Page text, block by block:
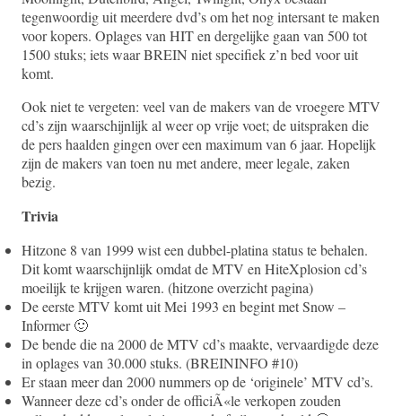
tegenwoordig uit meerdere dvd’s om het nog intersant te maken
voor kopers. Oplages van HIT en dergelijke gaan van 500 tot
1500 stuks; iets waar BREIN niet specifiek z’n bed voor uit
komt.
Ook niet te vergeten: veel van de makers van de vroegere MTV
cd’s zijn waarschijnlijk al weer op vrije voet; de uitspraken die
de pers haalden gingen over een maximum van 6 jaar. Hopelijk
zijn de makers van toen nu met andere, meer legale, zaken
bezig.
Trivia
Hitzone 8 van 1999 wist een dubbel-platina status te behalen.
Dit komt waarschijnlijk omdat de MTV en HiteXplosion cd’s
moeilijk te krijgen waren. (hitzone overzicht pagina)
De eerste MTV komt uit Mei 1993 en begint met Snow –
Informer 🙂
De bende die na 2000 de MTV cd’s maakte, vervaardigde deze
in oplages van 30.000 stuks. (BREININFO #10)
Er staan meer dan 2000 nummers op de ‘originele’ MTV cd’s.
Wanneer deze cd’s onder de officiÃ«le verkopen zouden